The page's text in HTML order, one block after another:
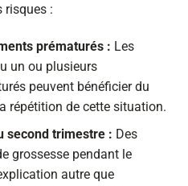
risques :
prématurés : Les
un ou plusieurs
peuvent bénéficier du
répétition de cette situation.
second trimestre : Des
grossesse pendant le
autre que